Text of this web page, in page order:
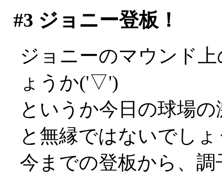
#3 ジョニー登板！
ジョニーのマウンド
ょうか('▽')
というか今日の球場
と無縁ではないでし
今までの登板から、